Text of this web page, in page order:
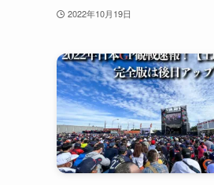
2022年10月19日